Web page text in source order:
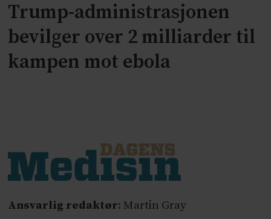
Trump-administrasjonen
bevilger over 2 milliarder til
kampen mot ebola
Ansvarlig redaktør: Martin Gray